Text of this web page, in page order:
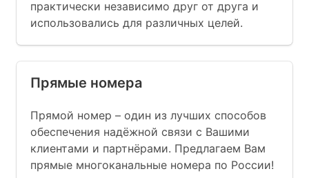
практически независимо друг от друга и
использовались для различных целей.
Прямые номера
Прямой номер – один из лучших способов
обеспечения надёжной связи с Вашими
клиентами и партнёрами. Предлагаем Вам
прямые многоканальные номера по России!